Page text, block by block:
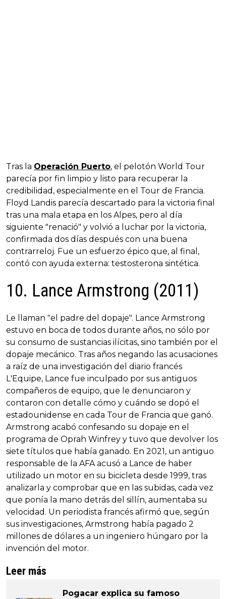
Tras la Operación Puerto, el pelotón World Tour
parecía por fin limpio y listo para recuperar la
credibilidad, especialmente en el Tour de Francia.
Floyd Landis parecía descartado para la victoria final
tras una mala etapa en los Alpes, pero al día
siguiente "renació" y volvió a luchar por la victoria,
confirmada dos días después con una buena
contrarreloj. Fue un esfuerzo épico que, al final,
contó con ayuda externa: testosterona sintética.
10. Lance Armstrong (2011)
Le llaman "el padre del dopaje". Lance Armstrong
estuvo en boca de todos durante años, no sólo por
su consumo de sustancias ilícitas, sino también por el
dopaje mecánico. Tras años negando las acusaciones
a raíz de una investigación del diario francés
L'Equipe, Lance fue inculpado por sus antiguos
compañeros de equipo, que le denunciaron y
contaron con detalle cómo y cuándo se dopó el
estadounidense en cada Tour de Francia que ganó.
Armstrong acabó confesando su dopaje en el
programa de Oprah Winfrey y tuvo que devolver los
siete títulos que había ganado. En 2021, un antiguo
responsable de la AFA acusó a Lance de haber
utilizado un motor en su bicicleta desde 1999, tras
analizarla y comprobar que en las subidas, cada vez
que ponía la mano detrás del sillín, aumentaba su
velocidad. Un periodista francés afirmó que, según
sus investigaciones, Armstrong había pagado 2
millones de dólares a un ingeniero húngaro por la
invención del motor.
Leer más
Pogacar explica su famoso